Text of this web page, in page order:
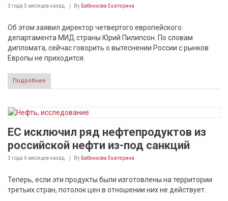
3 года 5 месяцев назад By Бабенкова Екатерина
Об этом заявил директор четвертого европейского
департамента МИД страны Юрий Пилипсон. По словам
дипломата, сейчас говорить о вытеснении России с рынков
Европы не приходится.
Подробнее
ЕС исключил ряд нефтепродуктов из
российской нефти из-под санкций
3 года 6 месяцев назад By Бабенкова Екатерина
Теперь, если эти продукты были изготовлены на территории
третьих стран, потолок цен в отношении них не действует.